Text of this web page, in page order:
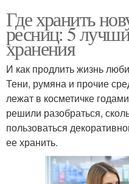
Где хранить
ресниц: 5
хранения
И как продлить жизнь
Тени, румяна и прочие
лежат в косметичке
решили разобраться,
пользоваться
ее хранить.